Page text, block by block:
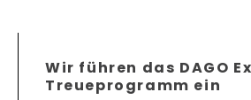
Wir führen das DAGO
Treueprogramm ein